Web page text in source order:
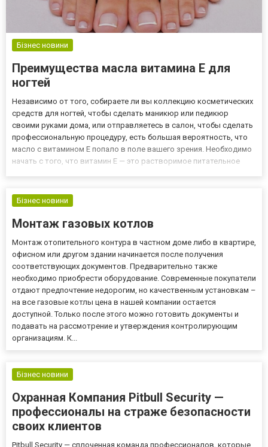
Бізнес новини
Преимущества масла витамина Е для
ногтей
Независимо от того, собираете ли вы коллекцию косметических
средств для ногтей, чтобы сделать маникюр или педикюр
своими руками дома, или отправляетесь в салон, чтобы сделать
профессиональную процедуру, есть большая вероятность, что
масло с витамином Е попало в поле вашего зрения. Необходимо
начать с того, что витамин Е — это растворимое питательное
Бізнес новини
Монтаж газовых котлов
Монтаж отопительного контура в частном доме либо в квартире,
офисном или другом здании начинается после получения
соответствующих документов. Предварительно также
необходимо приобрести оборудование. Современные покупатели
отдают предпочтение недорогим, но качественным установкам –
на все газовые котлы цена в нашей компании остается
доступной. Только после этого можно готовить документы и
подавать на рассмотрение и утверждения контролирующим
организациям. К...
Бізнес новини
Охранная Компания Pitbull Security —
профессионалы на страже безопасности
своих клиентов
Pitbull Security — сплоченная команда профессионалов, которые